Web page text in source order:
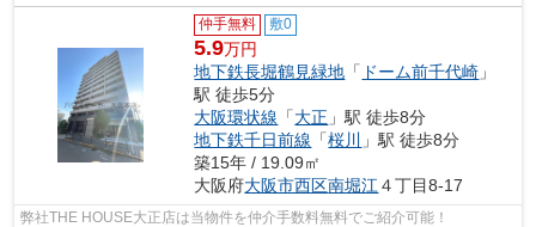
仲手無料 敷0
5.9万円
地下鉄長堀鶴見緑地 「 ドーム前千代崎 」
駅 徒歩5分
大阪環状線 「大正 」駅 徒歩8分
地下鉄千日前線 「桜川 」駅 徒歩8分
築15年 / 19.09㎡
大阪府大阪市西区南堀江 ４丁目8-17
弊社THE HOUSE大正店は当物件を仲介手数料無料でご紹介可能！